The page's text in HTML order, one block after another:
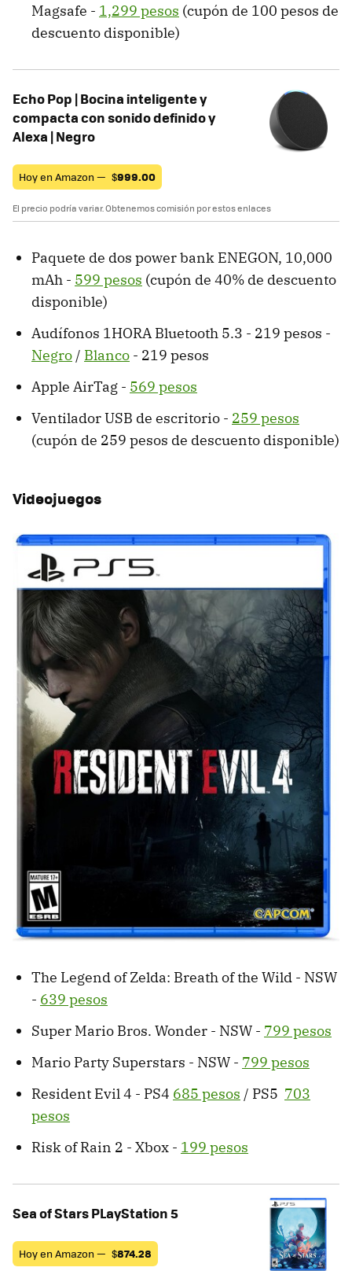
Magsafe - 1,299 pesos (cupón de 100 pesos de
descuento disponible)
Echo Pop | Bocina inteligente y
compacta con sonido definido y
Alexa | Negro
Hoy en Amazon — $999.00
El precio podría variar. Obtenemos comisión por estos enlaces
Paquete de dos power bank ENEGON, 10,000
mAh - 599 pesos (cupón de 40% de descuento
disponible)
Audífonos 1HORA Bluetooth 5.3 - 219 pesos -
Negro / Blanco - 219 pesos
Apple AirTag - 569 pesos
Ventilador USB de escritorio - 259 pesos
(cupón de 259 pesos de descuento disponible)
Videojuegos
The Legend of Zelda: Breath of the Wild - NSW
- 639 pesos
Super Mario Bros. Wonder - NSW - 799 pesos
Mario Party Superstars - NSW - 799 pesos
Resident Evil 4 - PS4 685 pesos / PS5 703
pesos
Risk of Rain 2 - Xbox - 199 pesos
Sea of Stars PLayStation 5
Hoy en Amazon — $874.28